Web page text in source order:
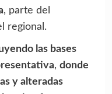
, parte del
regional.
las bases
, donde
y alteradas